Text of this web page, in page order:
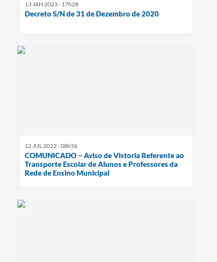
13 JAN 2023 - 17h28
Decreto S/N de 31 de Dezembro de 2020
12 JUL 2022 - 08h56
COMUNICADO – Aviso de Vistoria Referente ao
Transporte Escolar de Alunos e Professores da
Rede de Ensino Municipal